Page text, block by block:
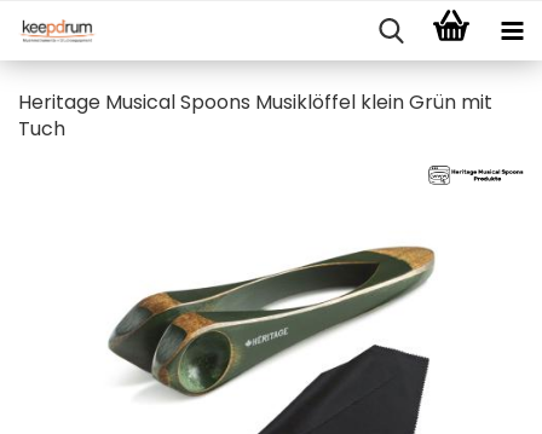
Heritage Musical Spoons Musiklöffel klein Grün mit
Tuch